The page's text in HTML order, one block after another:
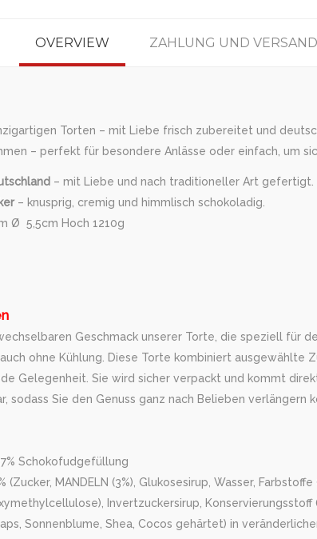
OVERVIEW ZAHLUNG UND VERSAND
Torten – mit Liebe frisch zubereitet und
– perfekt für besondere Anlässe oder einfach, um
– mit Liebe und nach traditioneller Art gefertigt.
– knusprig, cremig und himmlisch schokoladig.
Ø 5,5cm Hoch 1210g
Geschmack unserer Torte, die speziell für
ohne Kühlung. Diese Torte kombiniert ausgewählte
Gelegenheit. Sie wird sicher verpackt und kommt
sodass Sie den Genuss ganz nach Belieben verlängern
Schokofudgefüllung
(Zucker, MANDELN (3%), Glukosesirup, Wasser,
Invertzuckersirup,
Sonnenblume, Shea, Cocos gehärtet) in